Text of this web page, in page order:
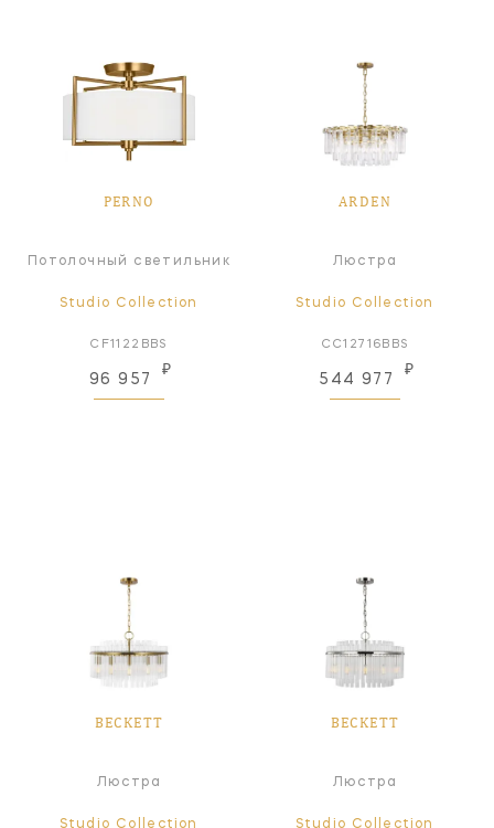
PERNO
Потолочный светильник
Studio Collection
CF1122BBS
96 957
₽
ARDEN
Люстра
Studio Collection
CC12716BBS
544 977
₽
BECKETT
Люстра
Studio Collection
BECKETT
Люстра
Studio Collection